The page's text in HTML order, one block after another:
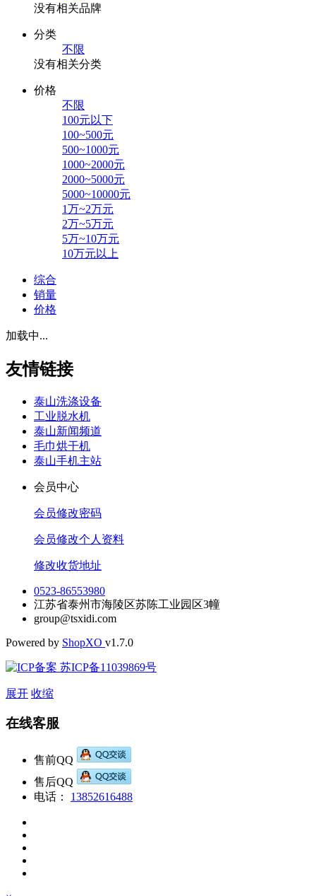
没有相关品牌
分类
不限
没有相关分类
价格
不限
100元以下
100~500元
500~1000元
1000~2000元
2000~5000元
5000~10000元
1万~2万元
2万~5万元
5万~10万元
10万元以上
综合
销量
价格
加载中...
友情链接
泰山洗涤设备
工业脱水机
泰山新闻频道
毛巾烘干机
泰山手机主站
会员中心
会员修改密码
会员修改个人资料
修改收货地址
0523-86553980
江苏省泰州市海陵区苏陈工业园区3幢
group@tsxidi.com
Powered by ShopXO v1.7.0
苏ICP备11039869号
展开 收缩
在线客服
售前QQ
售后QQ
电话：
13852616488